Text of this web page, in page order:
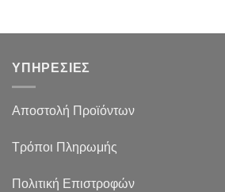
ΥΠΗΡΕΣΙΕΣ
Αποστολή Προϊόντων
Τρόποι Πληρωμής
Πολιτική Επιστροφών